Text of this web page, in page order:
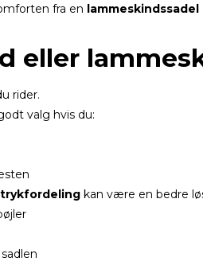
fra en
eller
rider.
valg hvis du:
trykfordeling kan være en bedre